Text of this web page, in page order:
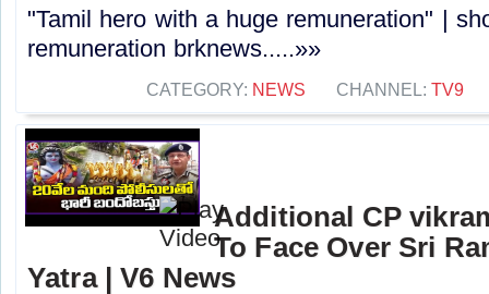
"Tamil hero with a huge remuneration" |
remuneration brknews.....»»
CATEGORY: NEWS CHANNEL: TV9
Additional CP
To Face Over Sri
Yatra | V6 News